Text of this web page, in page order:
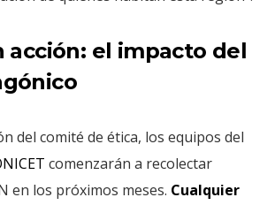
acción: el impacto del
del comité de ética, los equipos del
comenzarán a recolectar
en los próximos meses. Cualquier